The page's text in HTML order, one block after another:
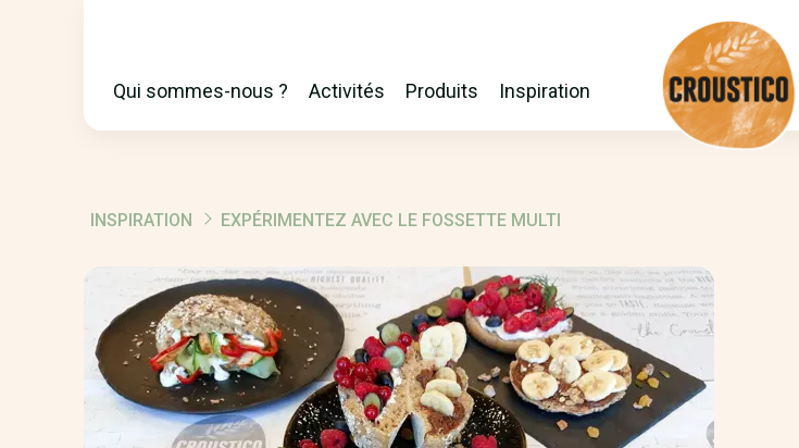
MAIN
NAVIGATION
Qui sommes-nous ? Activités Produits Inspiration
FIL
D'ARIANE
INSPIRATION EXPÉRIMENTEZ AVEC LE FOSSETTE MULTI